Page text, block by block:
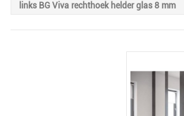
links BG Viva rechthoek helder glas 8 mm